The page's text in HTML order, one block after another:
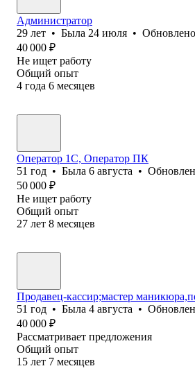
Администратор
29 лет • Была 24 июля • Обновлено
40 000 ₽
Не ищет работу
Общий опыт
4 года 6 месяцев
Оператор 1С, Оператор ПК
51 год • Была 6 августа •
50 000 ₽
Не ищет работу
Общий опыт
27 лет 8 месяцев
Продавец-кассир;мастер
51 год • Была 4 августа •
40 000 ₽
Рассматривает предложения
Общий опыт
15 лет 7 месяцев